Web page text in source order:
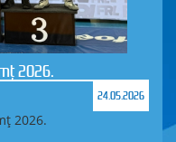
2026.
24.05.2026
2026.